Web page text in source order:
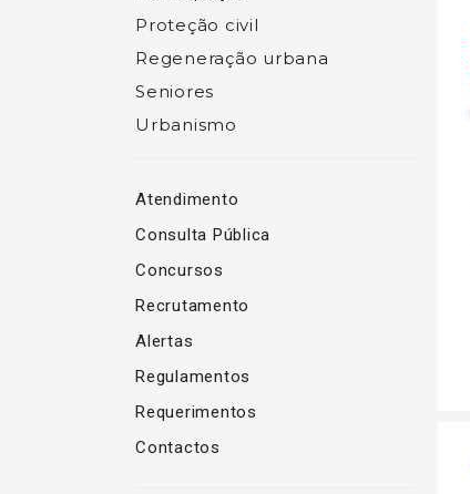
Proteção civil
Regeneração urbana
Seniores
Urbanismo
Atendimento
Consulta Pública
Concursos
Recrutamento
Alertas
Regulamentos
Requerimentos
Contactos